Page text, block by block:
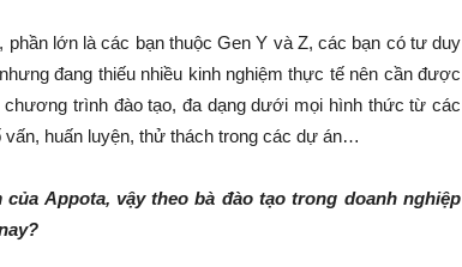
phần lớn là các bạn thuộc Gen Y và Z, các bạn có tư duy
đang thiếu nhiều kinh nghiệm thực tế nên cần được
trình đào tạo, đa dạng dưới mọi hình thức từ các
huấn luyện, thử thách trong các dự án…
Appota, vậy theo bà đào tạo trong doanh nghiệp